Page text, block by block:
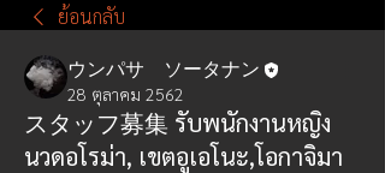
ย้อนกลับ
ウンパサ ソータナン
28 ตุลาคม 2562
スタッフ募集 รับพนักงานหญิง
นวดอโรม่า, เขตอูเอโนะ,โอกาจิมา